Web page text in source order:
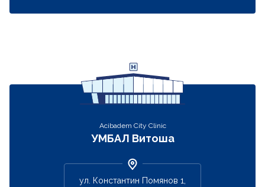
Acibadem City Clinic
УМБАЛ Витоша
ул. Константин Помянов 1,